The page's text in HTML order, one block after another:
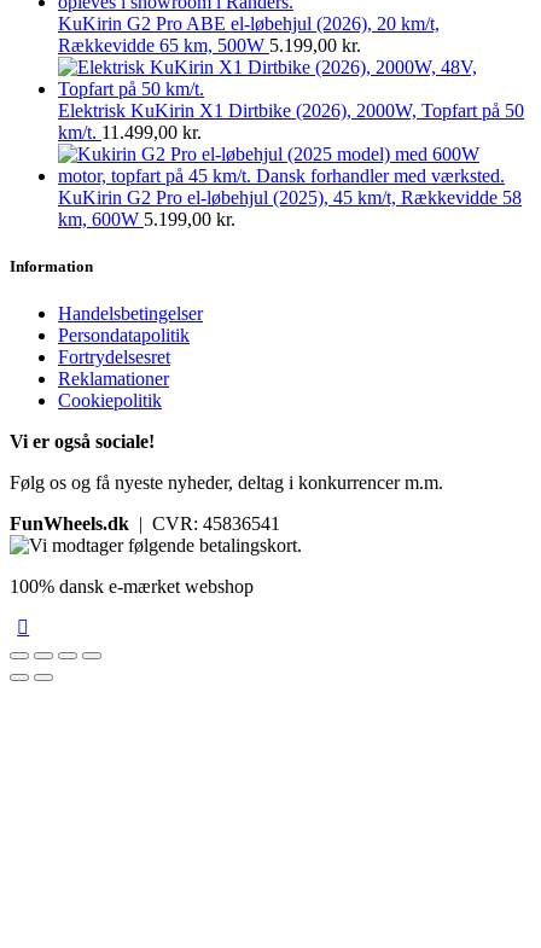
KuKirin G2 Pro ABE el-løbehjul (2026), 20 km/t,
Rækkevidde 65 km, 500W 5.199,00 kr.
Elektrisk KuKirin X1 Dirtbike (2026), 2000W, Topfart på 50
km/t. 11.499,00 kr.
KuKirin G2 Pro el-løbehjul (2025), 45 km/t, Rækkevidde 58
km, 600W 5.199,00 kr.
Information
Handelsbetingelser
Persondatapolitik
Fortrydelsesret
Reklamationer
Cookiepolitik
Vi er også sociale!
Følg os og få nyeste nyheder, deltag i konkurrencer m.m.
FunWheels.dk | CVR: 45836541
100% dansk e-mærket webshop